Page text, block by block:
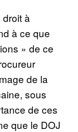
à
à ce que
» de ce
de la
sous
de ces
que le DOJ